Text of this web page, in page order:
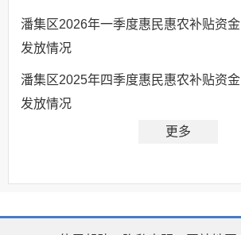
潘集区2026年一季度惠民惠农补贴资金
发放情况
潘集区2025年四季度惠民惠农补贴资金
发放情况
更多